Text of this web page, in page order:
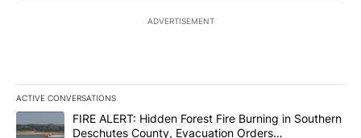
ADVERTISEMENT
ACTIVE CONVERSATIONS
The following is a list of the most commented articles in the last
A trending article titled "FIRE ALERT: Hidden Forest Fire
FIRE ALERT: Hidden Forest Fire Burning in Southern
Deschutes County, Evacuation Orders